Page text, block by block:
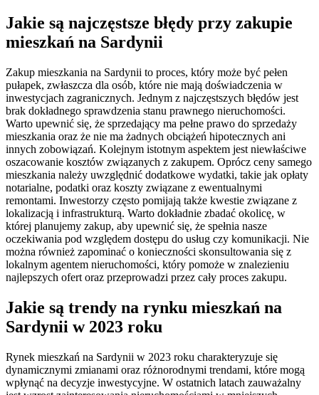
Jakie są najczęstsze błędy przy zakupie
mieszkań na Sardynii
Zakup mieszkania na Sardynii to proces, który może być pełen
pułapek, zwłaszcza dla osób, które nie mają doświadczenia w
inwestycjach zagranicznych. Jednym z najczęstszych błędów jest
brak dokładnego sprawdzenia stanu prawnego nieruchomości.
Warto upewnić się, że sprzedający ma pełne prawo do sprzedaży
mieszkania oraz że nie ma żadnych obciążeń hipotecznych ani
innych zobowiązań. Kolejnym istotnym aspektem jest niewłaściwe
oszacowanie kosztów związanych z zakupem. Oprócz ceny samego
mieszkania należy uwzględnić dodatkowe wydatki, takie jak opłaty
notarialne, podatki oraz koszty związane z ewentualnymi
remontami. Inwestorzy często pomijają także kwestie związane z
lokalizacją i infrastrukturą. Warto dokładnie zbadać okolicę, w
której planujemy zakup, aby upewnić się, że spełnia nasze
oczekiwania pod względem dostępu do usług czy komunikacji. Nie
można również zapominać o konieczności skonsultowania się z
lokalnym agentem nieruchomości, który pomoże w znalezieniu
najlepszych ofert oraz przeprowadzi przez cały proces zakupu.
Jakie są trendy na rynku mieszkań na
Sardynii w 2023 roku
Rynek mieszkań na Sardynii w 2023 roku charakteryzuje się
dynamicznymi zmianami oraz różnorodnymi trendami, które mogą
wpłynąć na decyzje inwestycyjne. W ostatnich latach zauważalny